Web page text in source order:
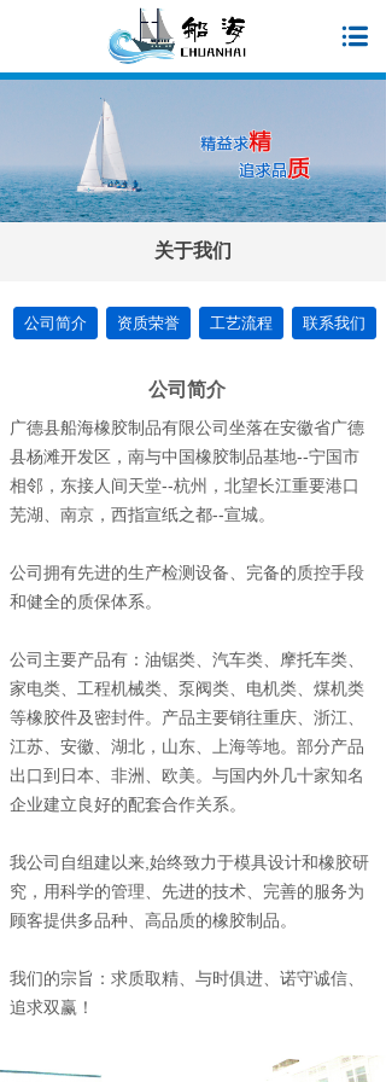
关于我们
公司简介 资质荣誉 工艺流程 联系我们
公司简介
广德县船海橡胶制品有限公司坐落在安徽省广德
县杨滩开发区，南与中国橡胶制品基地--宁国市
相邻，东接人间天堂--杭州，北望长江重要港口
芜湖、南京，西指宣纸之都--宣城。
公司拥有先进的生产检测设备、完备的质控手段
和健全的质保体系。
公司主要产品有：油锯类、汽车类、摩托车类、
家电类、工程机械类、泵阀类、电机类、煤机类
等橡胶件及密封件。产品主要销往重庆、浙江、
江苏、安徽、湖北，山东、上海等地。部分产品
出口到日本、非洲、欧美。与国内外几十家知名
企业建立良好的配套合作关系。
我公司自组建以来,始终致力于模具设计和橡胶研
究，用科学的管理、先进的技术、完善的服务为
顾客提供多品种、高品质的橡胶制品。
我们的宗旨：求质取精、与时俱进、诺守诚信、
追求双赢！